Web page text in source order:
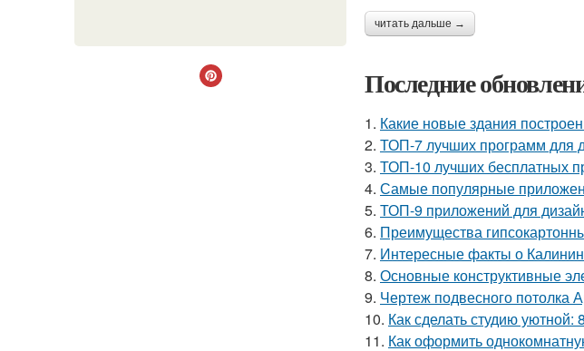
читать дальше →
Последние
1. Какие новые здания
2. ТОП-7 лучших программ для
3. ТОП-10 лучших бесплатных
4. Самые популярные
5. ТОП-9 приложений для
6. Преимущества
7. Интересные факты о
8. Основные конструктивные
9. Чертеж подвесного потолка
10. Как сделать студию уютной:
11. Как оформить